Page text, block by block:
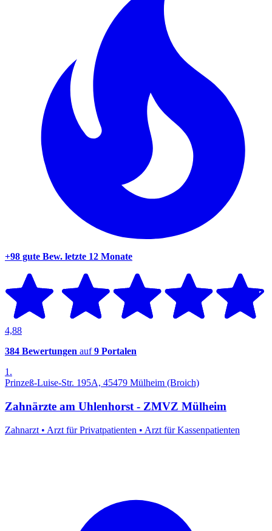
+98 gute Bew. letzte 12 Monate
4,88
384 Bewertungen auf9 Portalen
1.
Prinzeß-Luise-Str. 195A, 45479 Mülheim (Broich)
Zahnärzte am Uhlenhorst - ZMVZ Mülheim
Zahnarzt • Arzt für Privatpatienten • Arzt für Kassenpatienten